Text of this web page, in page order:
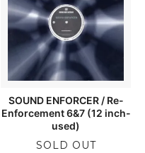
SOUND ENFORCER / Re-
Enforcement 6&7 (12 inch-
used)
SOLD OUT